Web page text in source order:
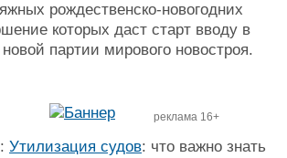
рождественско-новогодних
которых даст старт вводу в
партии мирового новостроя.
реклама 16+
Утилизация судов: что важно знать